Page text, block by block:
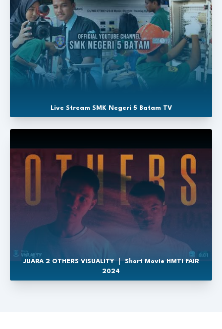
Live Stream SMK Negeri 5 Batam TV
JUARA 2 OTHERS VISUALITY ｜ Short Movie HMTI FAIR
2024